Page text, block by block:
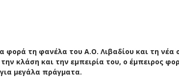
φορά τη φανέλα του Α.Ο. Λιβαδίου και τη νέα
κλάση και την εμπειρία του, ο έμπειρος
μεγάλα πράγματα.